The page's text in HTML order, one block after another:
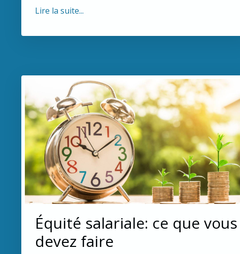
Lire la suite...
Équité salariale: ce que vous
devez faire